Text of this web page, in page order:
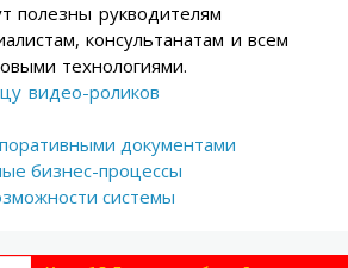
полезны рукводителям
консультанатам и всем
технологиями.
видео-роликов
документами
бизнес-процессы
системы